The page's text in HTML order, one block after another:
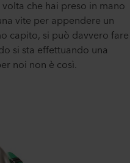
che hai preso in mano
vite per appendere un
capito, si può davvero fare
si sta effettuando una
noi non è così.